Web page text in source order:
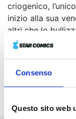
Consenso
Questo sito web
criogenico,
inizio alla sua
altri che lo
fronteggiano
nati: da una
a Ichinose che
qualcuno di